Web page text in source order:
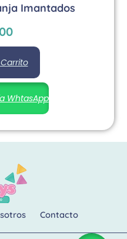
Imantados
WhtasApp
Contacto